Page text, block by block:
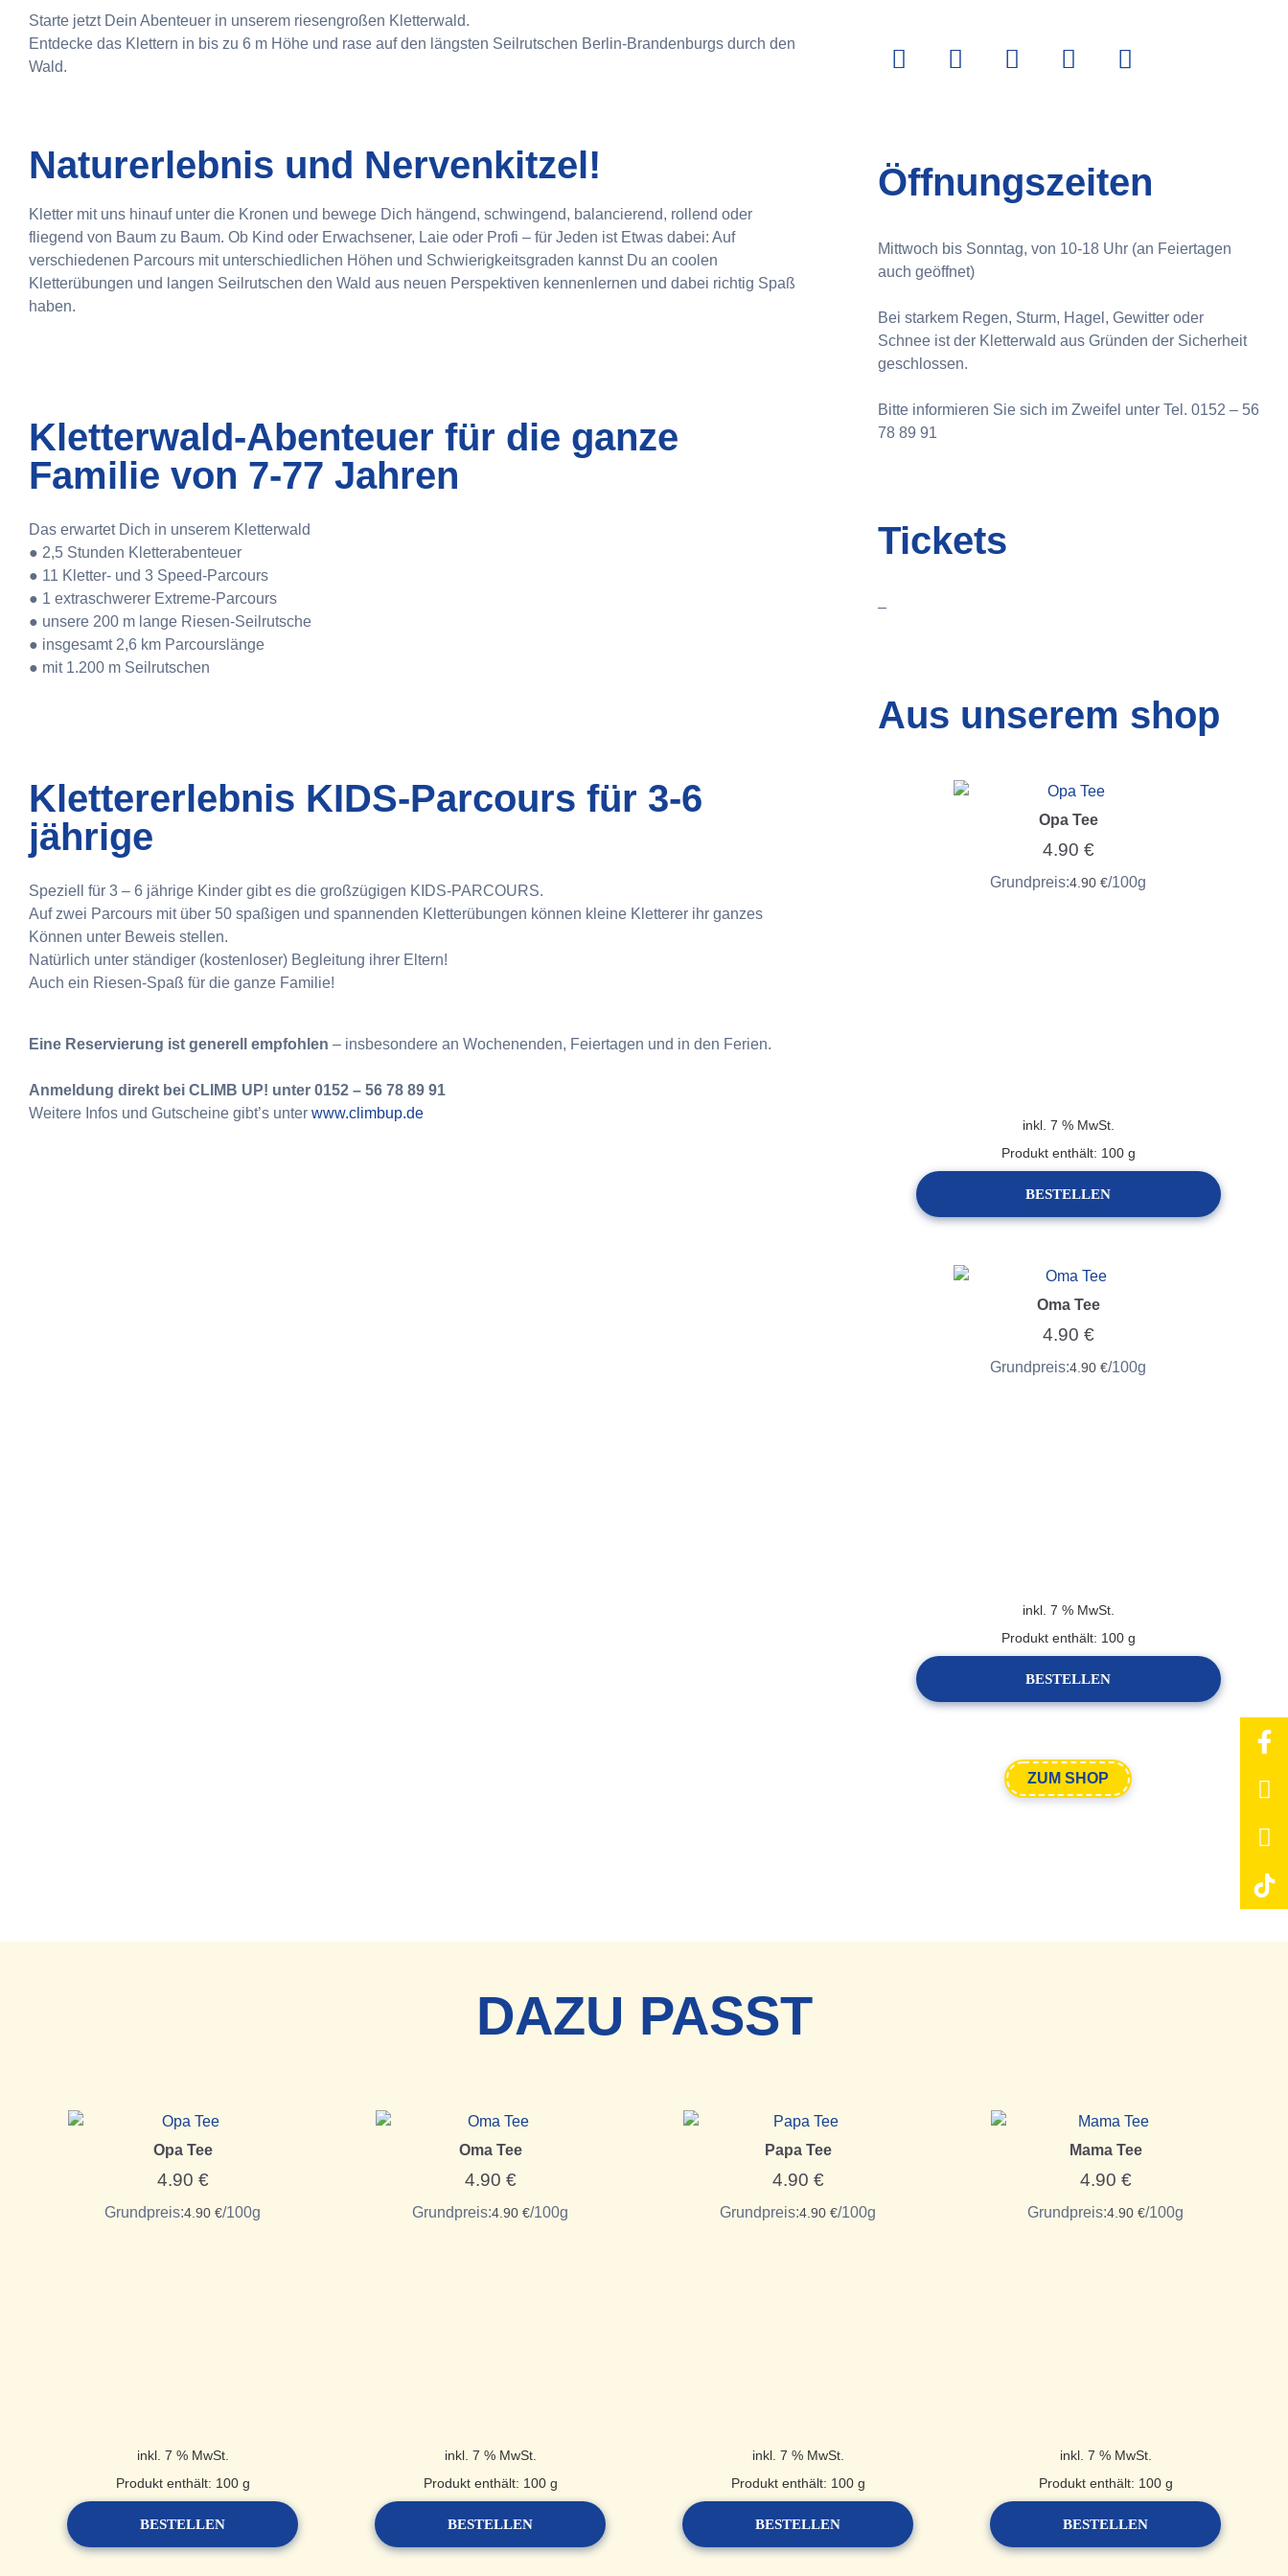
Starte jetzt Dein Abenteuer in unserem riesengroßen Kletterwald.
Entdecke das Klettern in bis zu 6 m Höhe und rase auf den längsten Seilrutschen Berlin-Brandenburgs durch den
Wald.
Naturerlebnis und Nervenkitzel!
Kletter mit uns hinauf unter die Kronen und bewege Dich hängend, schwingend, balancierend, rollend oder
fliegend von Baum zu Baum. Ob Kind oder Erwachsener, Laie oder Profi – für Jeden ist Etwas dabei: Auf
verschiedenen Parcours mit unterschiedlichen Höhen und Schwierigkeitsgraden kannst Du an coolen
Kletterübungen und langen Seilrutschen den Wald aus neuen Perspektiven kennenlernen und dabei richtig Spaß
haben.
Kletterwald-Abenteuer für die ganze
Familie von 7-77 Jahren
Das erwartet Dich in unserem Kletterwald
● 2,5 Stunden Kletterabenteuer
● 11 Kletter- und 3 Speed-Parcours
● 1 extraschwerer Extreme-Parcours
● unsere 200 m lange Riesen-Seilrutsche
● insgesamt 2,6 km Parcourslänge
● mit 1.200 m Seilrutschen
Klettererlebnis KIDS-Parcours für 3-6
jährige
Speziell für 3 – 6 jährige Kinder gibt es die großzügigen KIDS-PARCOURS.
Auf zwei Parcours mit über 50 spaßigen und spannenden Kletterübungen können kleine Kletterer ihr ganzes
Können unter Beweis stellen.
Natürlich unter ständiger (kostenloser) Begleitung ihrer Eltern!
Auch ein Riesen-Spaß für die ganze Familie!
Eine Reservierung ist generell empfohlen – insbesondere an Wochenenden, Feiertagen und in den Ferien.
Anmeldung direkt bei CLIMB UP! unter 0152 – 56 78 89 91
Weitere Infos und Gutscheine gibt’s unter www.climbup.de
Öffnungszeiten
Mittwoch bis Sonntag, von 10-18 Uhr (an Feiertagen
auch geöffnet)
Bei starkem Regen, Sturm, Hagel, Gewitter oder
Schnee ist der Kletterwald aus Gründen der Sicherheit
geschlossen.
Bitte informieren Sie sich im Zweifel unter Tel. 0152 – 56
78 89 91
Tickets
–
Aus unserem shop
Opa Tee
4.90 €
Grundpreis:4.90€/100g
inkl. 7 % MwSt.
Produkt enthält: 100 g
BESTELLEN
Oma Tee
4.90 €
Grundpreis:4.90€/100g
inkl. 7 % MwSt.
Produkt enthält: 100 g
BESTELLEN
ZUM SHOP
DAZU PASST
Opa Tee
4.90 €
Grundpreis:4.90 €/100g
inkl. 7 % MwSt.
Produkt enthält: 100 g
BESTELLEN
Oma Tee
4.90 €
Grundpreis:4.90 €/100g
inkl. 7 % MwSt.
Produkt enthält: 100 g
BESTELLEN
Papa Tee
4.90 €
Grundpreis:4.90 €/100g
inkl. 7 % MwSt.
Produkt enthält: 100 g
BESTELLEN
Mama Tee
4.90 €
Grundpreis:4.90 €/100g
inkl. 7 % MwSt.
Produkt enthält: 100 g
BESTELLEN